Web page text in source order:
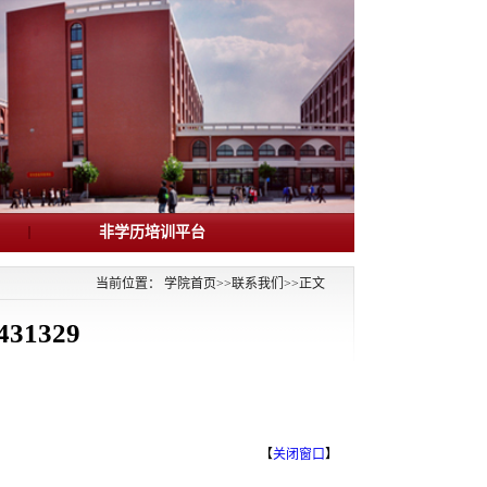
非学历培训平台
当前位置： 学院首页>>联系我们 >>正文
【关闭窗口】